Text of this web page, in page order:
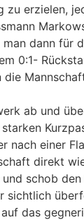
zu erzielen,
dann für
0:1-
ab und
nach einer
direkt
schob
sichtlich
das